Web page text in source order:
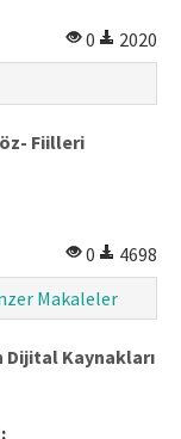
0
2020
Fiilleri
0
4698
Makaleler
Dijital Kaynakları